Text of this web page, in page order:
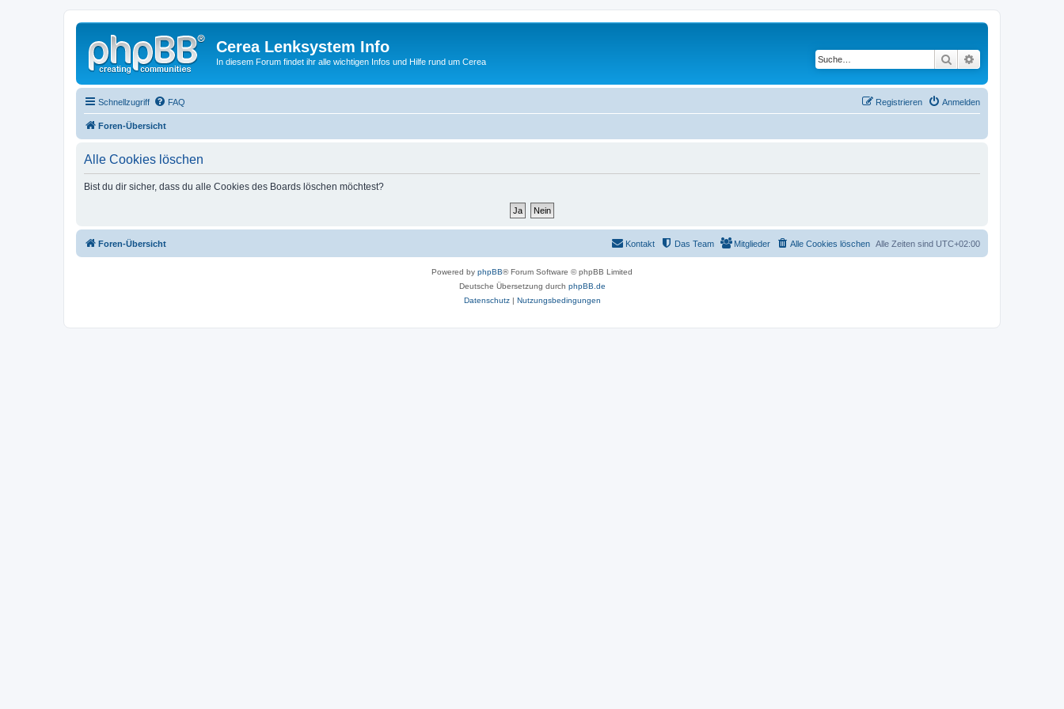
Cerea Lenksystem Info
In diesem Forum findet ihr alle wichtigen Infos und Hilfe rund um Cerea Suche
Schnellzugriff FAQ Anmelden
Registrieren
Foren-Übersicht
Alle Cookies löschen
Bist du dir sicher, dass du alle Cookies des Boards löschen möchtest?
Foren-Übersicht Alle Zeiten sind UTC+02:00
Alle Cookies löschen
Mitglieder
Das Team
Kontakt
Powered by phpBB® Forum Software © phpBB Limited
Deutsche Übersetzung durch phpBB.de
Datenschutz| Nutzungsbedingungen